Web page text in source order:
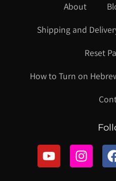
About
Shipping and
Reset
How to Turn on